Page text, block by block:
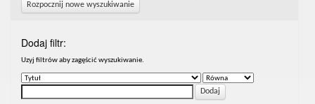
Rozpocznij nowe wyszukiwanie
Dodaj filtr:
Uzyj filtrów aby zagęścić wyszukiwanie.